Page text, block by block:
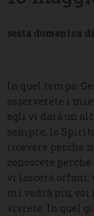
sesta domenica
In quel tempo,
osserverete i
egli vi darà un
sempre, lo
ricevere perché
conoscete
vi lascerò orfani:
mi vedrà più; voi
vivrete. In quel